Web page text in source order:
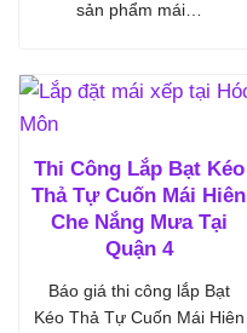
sản phẩm mái…
Thi Công Lắp Bạt Kéo
Thả Tự Cuốn Mái Hiên
Che Nắng Mưa Tại
Quận 4
Báo giá thi công lắp Bạt
Kéo Thả Tự Cuốn Mái Hiên